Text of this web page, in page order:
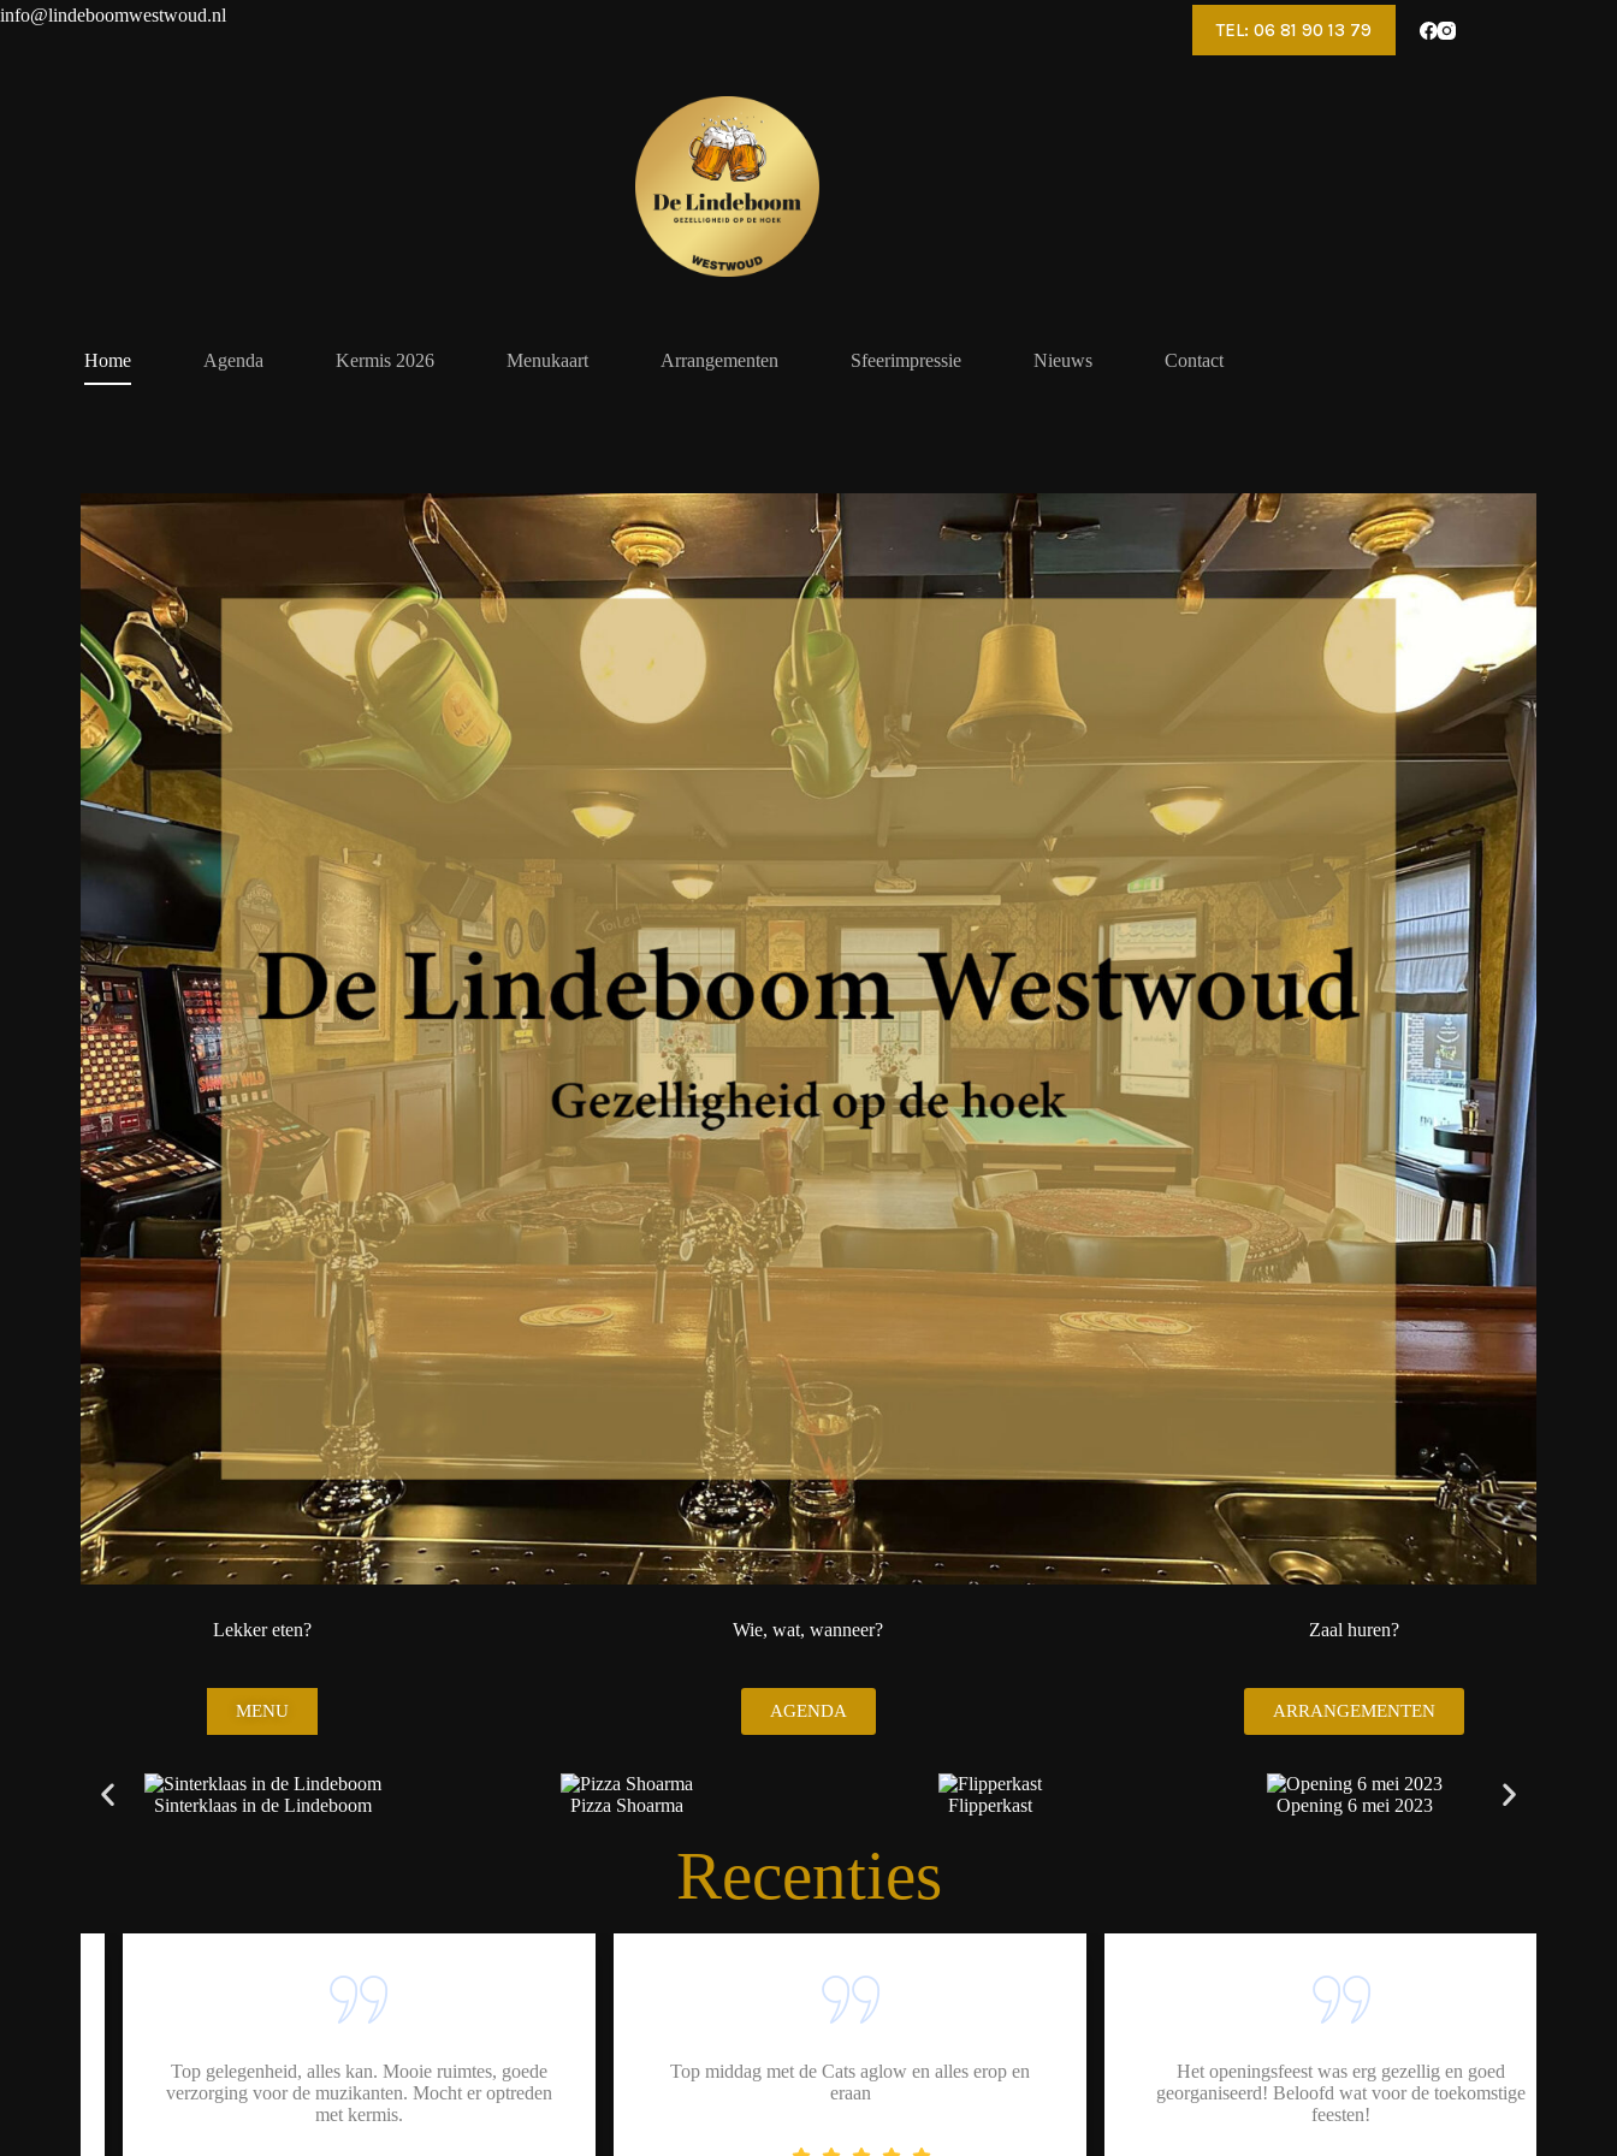
info@lindeboomwestwoud.nl
TEL: 06 81 90 13 79
Home Agenda Kermis 2026 Menukaart Arrangementen Sfeerimpressie Nieuws Contact
Lekker eten? Wie, wat, wanneer? Zaal huren?
MENU AGENDA ARRANGEMENTEN
Sinterklaas in de Lindeboom Pizza Shoarma Flipperkast Opening 6 mei 2023
Recenties
Top gelegenheid, alles kan. Mooie ruimtes, goede
verzorging voor de muzikanten. Mocht er optreden
met kermis.
Top middag met de Cats aglow en alles erop en
Het openingsfeest was erg gezellig en goed
georganiseerd! Beloofd wat voor de toekomstige
feesten!